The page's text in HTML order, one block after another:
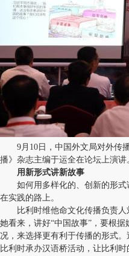
9月10日，中国外文局对外传
播》杂志主编于运全在论坛上演
用新形式讲新故事
如何用多样化的、创新的形式
在实践的路上。
比利时维他命文化传播负责人
她看来，讲好“中国故事”，要根
况，来选择更有利于传播的形式
比利时承办汉语桥活动，让比利